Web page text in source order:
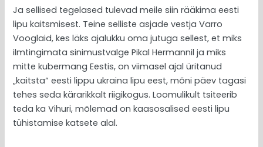
Ja sellised tegelased tulevad meile siin rääkima eesti
lipu kaitsmisest. Teine selliste asjade vestja Varro
Vooglaid, kes läks ajalukku oma jutuga sellest, et miks
ilmtingimata sinimustvalge Pikal Hermannil ja miks
mitte kubermang Eestis, on viimasel ajal üritanud
„kaitsta“ eesti lippu ukraina lipu eest, mõni päev tagasi
tehes seda kärarikkalt riigikogus. Loomulikult tsiteerib
teda ka Vihuri, mõlemad on kaasosalised eesti lipu
tühistamise katsete alal.